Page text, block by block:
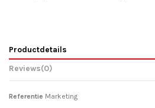
Productdetails
Reviews(0)
Referentie Marketing